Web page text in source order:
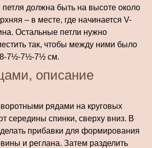
должна быть на высоте около
– в месте, где начинается V-
Остальные петли нужно
так, чтобы между ними было
7½-7½-7½ см.
описание
рядами на круговых
середины спинки, сверху вниз. В
прибавки для формирования
и реглана. Затем разделить